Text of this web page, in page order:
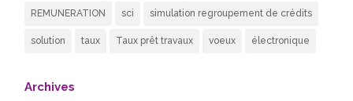
REMUNERATION sci simulation regroupement de crédits
solution taux Taux prêt travaux voeux électronique
Archives